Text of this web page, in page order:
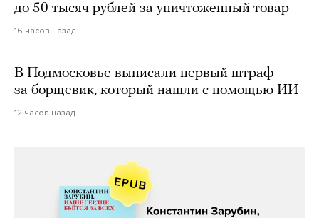
до 50 тысяч рублей за уничтоженный товар
16 часов назад
В Подмосковье выписали первый штраф
за борщевик, который нашли с помощью ИИ
12 часов назад